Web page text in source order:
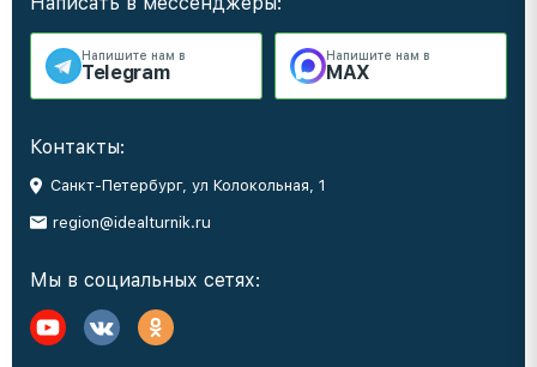
Напишите нам в
Telegram
Напишите нам в
MAX
Контакты:
Санкт-Петербург, ул Колокольная, 1
region@idealturnik.ru
Мы в социальных сетях: